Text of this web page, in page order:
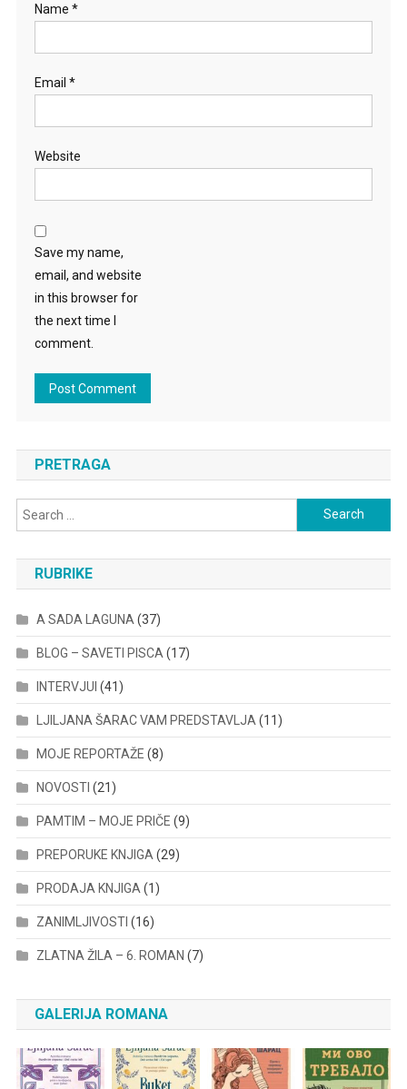
Name *
Email *
Website
Save my name,
email, and website
in this browser for
the next time I
comment.
PRETRAGA
Search
for:
RUBRIKE
A SADA LAGUNA (37)
BLOG – SAVETI PISCA (17)
INTERVJUI (41)
LJILJANA ŠARAC VAM PREDSTAVLJA (11)
MOJE REPORTAŽE (8)
NOVOSTI (21)
PAMTIM – MOJE PRIČE (9)
PREPORUKE KNJIGA (29)
PRODAJA KNJIGA (1)
ZANIMLJIVOSTI (16)
ZLATNA ŽILA – 6. ROMAN (7)
GALERIJA ROMANA